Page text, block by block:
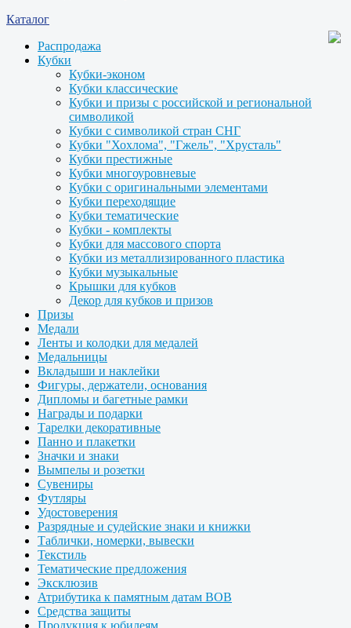
Каталог
Распродажа
Кубки
Кубки-эконом
Кубки классические
Кубки и призы с российской и региональной
символикой
Кубки с символикой стран СНГ
Кубки "Хохлома", "Гжель", "Хрусталь"
Кубки престижные
Кубки многоуровневые
Кубки с оригинальными элементами
Кубки переходящие
Кубки тематические
Кубки - комплекты
Кубки для массового спорта
Кубки из металлизированного пластика
Кубки музыкальные
Крышки для кубков
Декор для кубков и призов
Призы
Медали
Ленты и колодки для медалей
Медальницы
Вкладыши и наклейки
Фигуры, держатели, основания
Дипломы и багетные рамки
Награды и подарки
Тарелки декоративные
Панно и плакетки
Значки и знаки
Вымпелы и розетки
Сувениры
Футляры
Удостоверения
Разрядные и судейские знаки и книжки
Таблички, номерки, вывески
Текстиль
Тематические предложения
Эксклюзив
Атрибутика к памятным датам ВОВ
Средства защиты
Продукция к юбилеям